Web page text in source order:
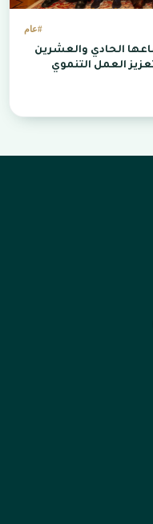
#عام
الحادي والعشرين
العمل التنموي